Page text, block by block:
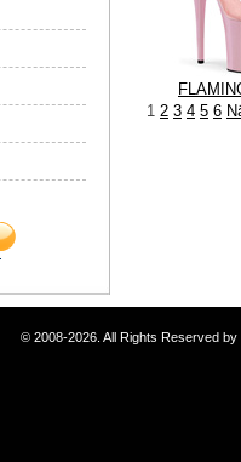
1 2 3 4 5 6
© 2008-2026. All Rights Reserved